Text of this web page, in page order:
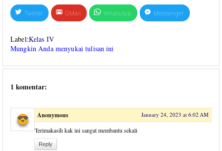
Twitter GMail WhatsApp Messenger
Label:Kelas IV
Mungkin Anda menyukai tulisan ini
1 komentar:
Anonymous January 24, 2023 at 6:02 AM
Terimakasih kak ini sangat membantu sekali
Reply